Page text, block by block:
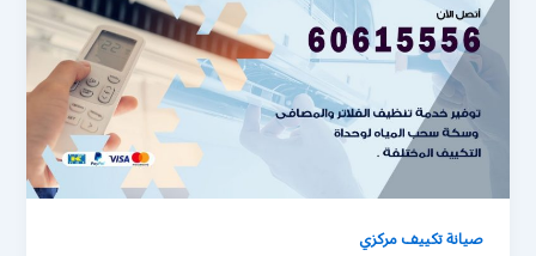
صيانة تكييف مركزي